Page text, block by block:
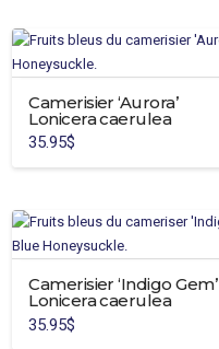
sur
la
du
produit
variations.
Les
options
peuvent
être
sur
la
du
produit
Camerisier ‘Aurora’
Lonicera caerulea
35.95$
Camerisier ‘Indigo Gem’
Lonicera caerulea
35.95$